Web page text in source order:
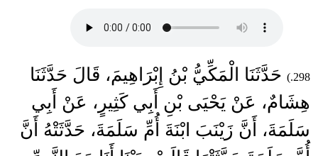
298.)
حَدَّثَنَا الْمَكِّيُّ بْنُ إِبْرَاهِيمَ، قَالَ حَدَّثَنَا
هِشَامٌ، عَنْ يَحْيَى بْنِ أَبِي كَثِيرٍ، عَنْ أَبِي
سَلَمَةَ، أَنَّ زَيْنَبَ ابْنَةَ أُمِّ سَلَمَةَ، حَدَّثَتْهُ أَنَّ